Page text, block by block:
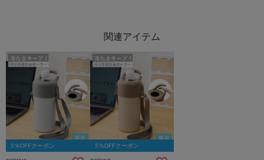
5％OFFクーポン 5％OFFクーポン